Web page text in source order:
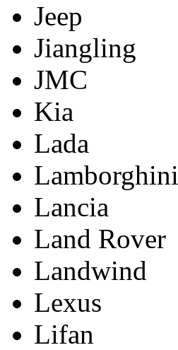
Jeep
Jiangling
JMC
Kia
Lada
Lamborghini
Lancia
Land Rover
Landwind
Lexus
Lifan